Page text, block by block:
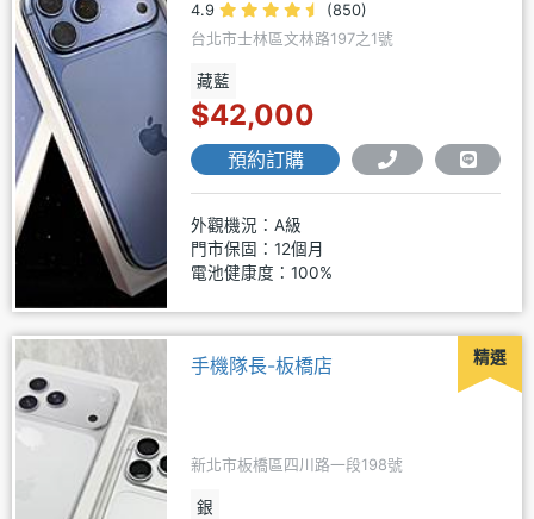
4.9
(850)
台北市士林區文林路197之1號
藏藍
$42,000
預約訂購
外觀機況：A級
門市保固：12個月
電池健康度：100%
精選
手機隊長-板橋店
新北市板橋區四川路一段198號
銀